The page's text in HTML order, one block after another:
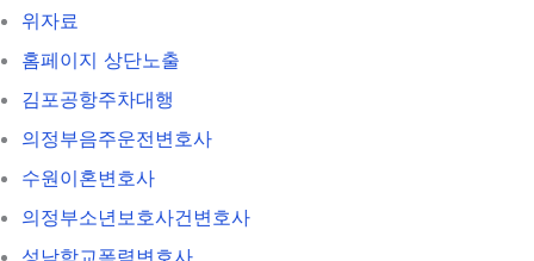
위자료
홈페이지 상단노출
김포공항주차대행
의정부음주운전변호사
수원이혼변호사
의정부소년보호사건변호사
성남학교폭력변호사